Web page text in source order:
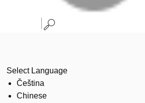
Select Language
Čeština
Chinese